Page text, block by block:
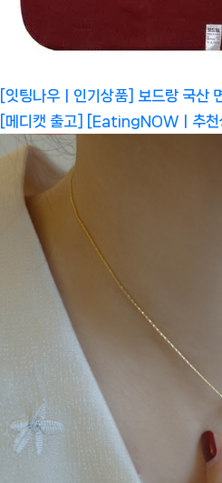
[잇팅나우ㅣ인기상품] 보드랑 국산
[메디캣 출고] [EatingNOWㅣ추천